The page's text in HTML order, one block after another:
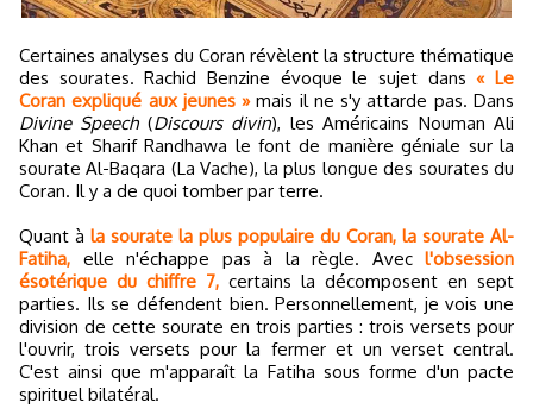
Certaines analyses du Coran révèlent la structure thématique
des sourates. Rachid Benzine évoque le sujet dans« Le
Coran expliqué aux jeunes »mais il ne s'y attarde pas. Dans
Divine Speech(Discours divin), les Américains Nouman Ali
Khan et Sharif Randhawa le font de manière géniale sur la
sourate Al-Baqara (La Vache), la plus longue des sourates du
Coran. Il y a de quoi tomber par terre.
Quant à la sourate la plus populaire du Coran, la sourate Al-
Fatiha, elle n'échappe pas à la règle. Avec l'obsession
ésotérique du chiffre 7, certains la décomposent en sept
parties. Ils se défendent bien. Personnellement, je vois une
division de cette sourate en trois parties : trois versets pour
l'ouvrir, trois versets pour la fermer et un verset central.
C'est ainsi que m'apparaît la Fatiha sous forme d'un pacte
spirituel bilatéral.